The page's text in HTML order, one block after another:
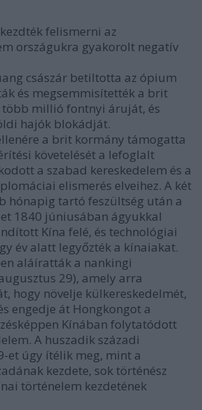
felismerni az
országukra gyakorolt ​​negatív
császár betiltotta az ópium
és megsemmisítették a brit
millió fontnyi áruját, és
hajók blokádját.
a brit kormány támogatta
követelését a lefoglalt
a szabad kereskedelem és a
elismerés elveihez. A két
hónapig tartó feszültség után a
1840 júniusában ágyukkal
Kína felé, és technológiai
év alatt legyőzték a kínaiakat.
aláíratták a nankingi
29), amely arra
hogy növelje külkereskedelmét,
engedje át Hongkongot a
Kínában folytatódott
A huszadik századi
et úgy ítélik meg, mint a
kezdete, sok történész
történelem kezdetének